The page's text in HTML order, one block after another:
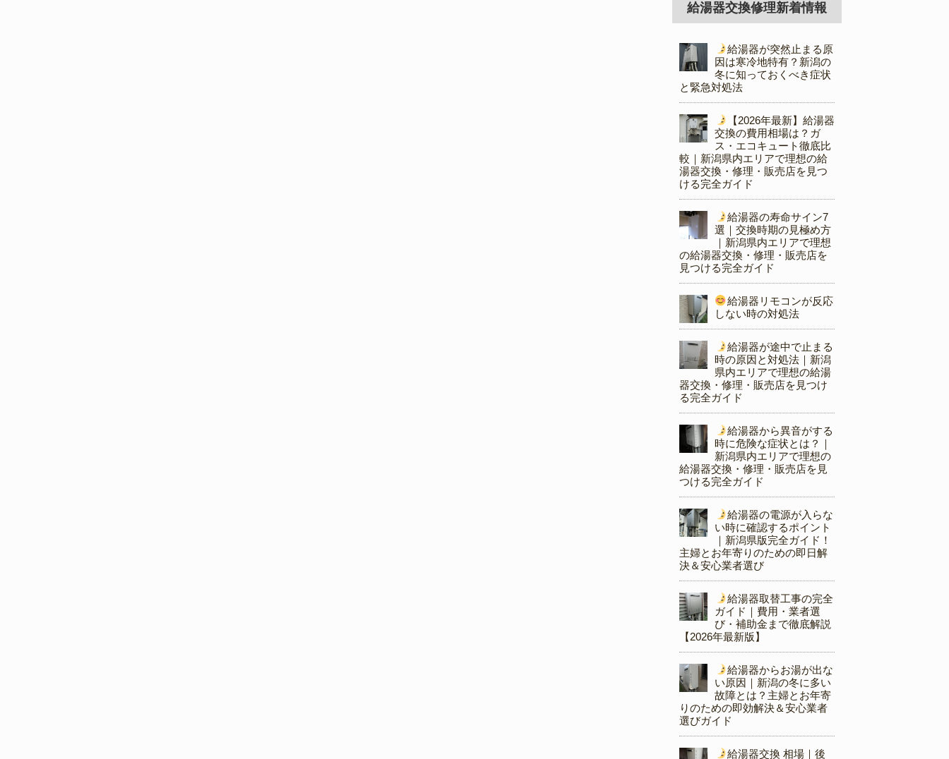
給湯器交換修理新着情報
給湯器が突然止まる原
因は寒冷地特有？新潟の
冬に知っておくべき症状
と緊急対処法
【2026年最新】給湯器
交換の費用相場は？ガ
ス・エコキュート徹底比
較｜新潟県内エリアで理想の給
湯器交換・修理・販売店を見つ
ける完全ガイド
給湯器の寿命サイン7
選｜交換時期の見極め方
｜新潟県内エリアで理想
の給湯器交換・修理・販売店を
見つける完全ガイド
給湯器リモコンが反応
しない時の対処法
給湯器が途中で止まる
時の原因と対処法｜新潟
県内エリアで理想の給湯
器交換・修理・販売店を見つけ
る完全ガイド
給湯器から異音がする
時に危険な症状とは？｜
新潟県内エリアで理想の
給湯器交換・修理・販売店を見
つける完全ガイド
給湯器の電源が入らな
い時に確認するポイント
｜新潟県版完全ガイド！
主婦とお年寄りのための即日解
決＆安心業者選び
給湯器取替工事の完全
ガイド｜費用・業者選
び・補助金まで徹底解説
【2026年最新版】
給湯器からお湯が出な
い原因｜新潟の冬に多い
故障とは？主婦とお年寄
りのための即効解決＆安心業者
選びガイド
給湯器交換 相場｜後